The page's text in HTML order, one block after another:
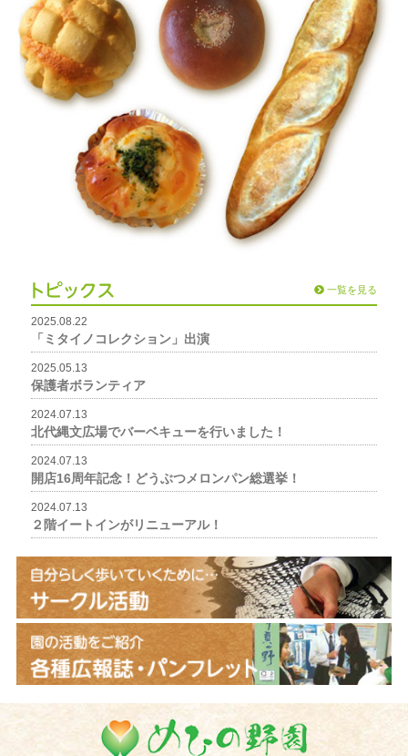
一覧を見る
2025.08.22
「ミタイノコレクション」出演
2025.05.13
保護者ボランティア
2024.07.13
北代縄文広場でバーベキューを行いました！
2024.07.13
開店16周年記念！どうぶつメロンパン総選挙！
2024.07.13
２階イートインがリニューアル！